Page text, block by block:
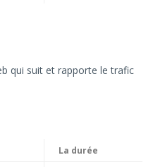
qui suit et rapporte le trafic
La durée